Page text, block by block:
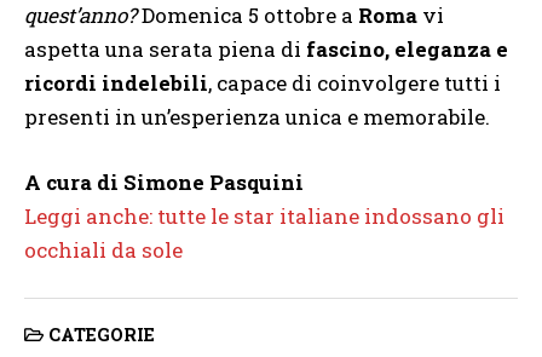
quest’anno?Domenica 5 ottobre a Roma vi
aspetta una serata piena di fascino, eleganza e
ricordi indelebili, capace di coinvolgere tutti i
presenti in un’esperienza unica e memorabile.
A cura di Simone Pasquini
Leggi anche: tutte le star italiane indossano gli
occhiali da sole
CATEGORIE